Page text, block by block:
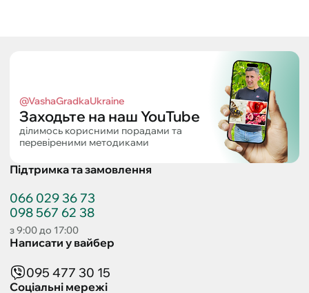
@VashaGradkaUkraine
Заходьте на наш YouTube
ділимось корисними порадами та
перевіреними методиками
Підтримка та замовлення
066 029 36 73
098 567 62 38
з 9:00 до 17:00
Написати у вайбер
095 477 30 15
Соціальні мережі